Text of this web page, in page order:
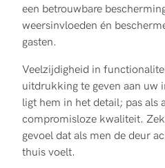
een betrouwbare
weersinvloeden én
gasten.
Veelzijdigheid in
uitdrukking te geven aan uw
ligt hem in het detail; pas als
compromisloze kwaliteit.
gevoel dat als men de deur
thuis voelt.